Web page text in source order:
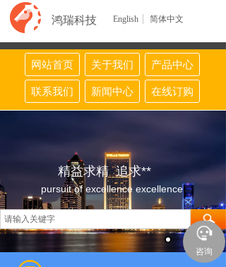
鸿瑞科技 English 简体中文
网站首页 关于我们 产品中心
联系我们 新闻中心 在线订购
精益求精 追求**
pursuit of excellence excellence
咨询